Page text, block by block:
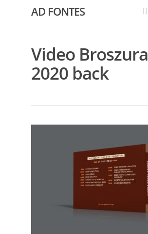
AD FONTES
Video Broszura
2020 back